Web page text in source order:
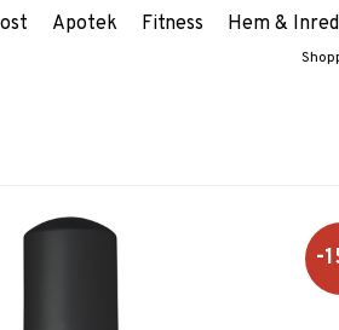
Apotek Fitness Hem &
-